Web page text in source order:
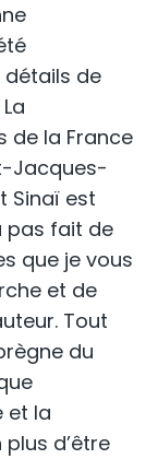
détails de
de la France
Jacques-
Sinaï est
pas fait de
que je vous
et de
Tout
du
et la
d’être